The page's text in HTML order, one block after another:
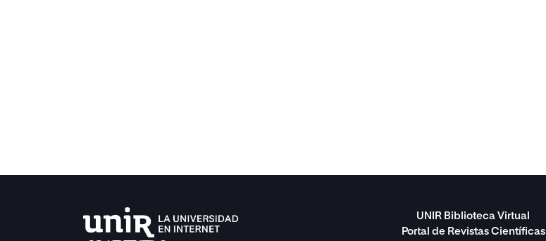
UNIR Biblioteca Virtual
Portal de Revistas Científicas